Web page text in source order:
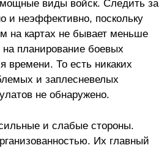
виды войск. Следить за
и неэффективно, поскольку
на картах не бывает меньше
планирование боевых
времени. То есть никаких
и заплесневелых
не обнаружено.
и слабые стороны.
Их главный